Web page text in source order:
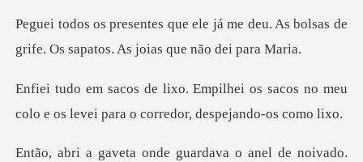
me deu. As bolsas de
grife. Os sapa
i os sacos no meu
colo e os levei par
noivado.